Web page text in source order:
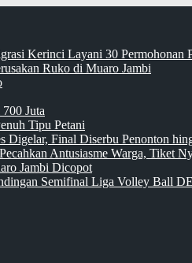
Kerinci Layani 30 Permohonan
Ruko di Muaro Jambi
Juta
Tipu Petani
Final Diserbu Penonton
Antusiasme Warga, Tiket
Jambi Dicopot
Semifinal Liga Volley Ball